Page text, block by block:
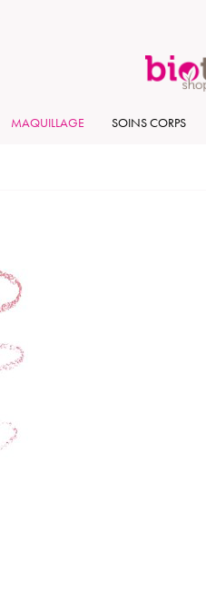
MAQUILLAGE SOINS CORPS